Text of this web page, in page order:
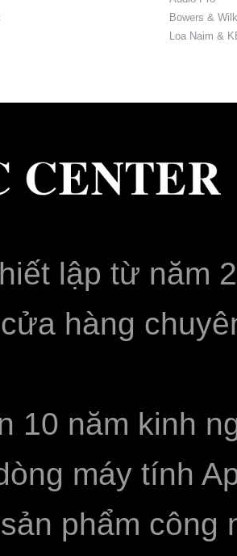
Bowers &
Loa Naim &
lập từ năm
hàng
10 năm kinh
máy tính
phẩm công